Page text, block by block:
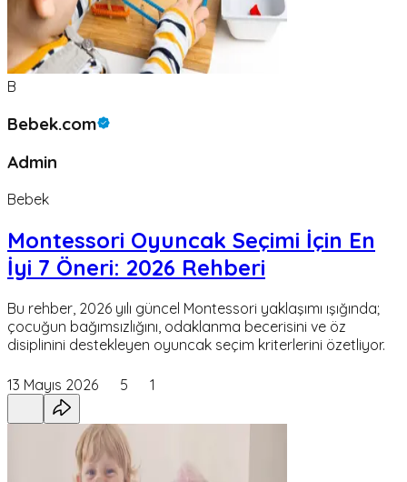
B
Bebek.com
Admin
Bebek
Montessori Oyuncak Seçimi İçin En
İyi 7 Öneri: 2026 Rehberi
Bu rehber, 2026 yılı güncel Montessori yaklaşımı ışığında;
çocuğun bağımsızlığını, odaklanma becerisini ve öz
disiplinini destekleyen oyuncak seçim kriterlerini özetliyor.
13 Mayıs 2026 5 1